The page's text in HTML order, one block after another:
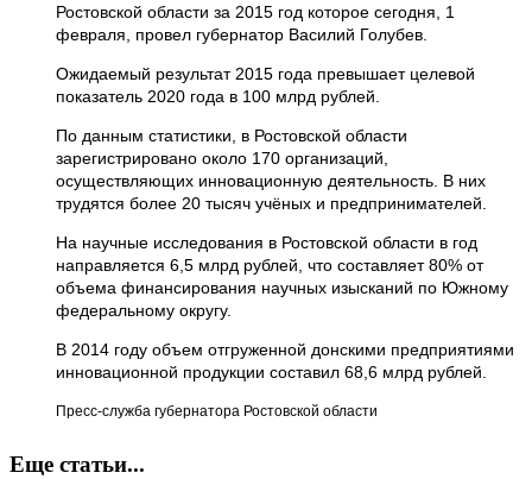
Ростовской области за 2015 год которое сегодня, 1
февраля, провел губернатор Василий Голубев.
Ожидаемый результат 2015 года превышает целевой
показатель 2020 года в 100 млрд рублей.
По данным статистики, в Ростовской области
зарегистрировано около 170 организаций,
осуществляющих инновационную деятельность. В них
трудятся более 20 тысяч учёных и предпринимателей.
На научные исследования в Ростовской области в год
направляется 6,5 млрд рублей, что составляет 80% от
объема финансирования научных изысканий по Южному
федеральному округу.
В 2014 году объем отгруженной донскими предприятиями
инновационной продукции составил 68,6 млрд рублей.
Пресс-служба губернатора Ростовской области
Еще статьи...